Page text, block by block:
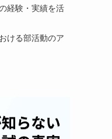
経験・実績を活
ける部活動のア